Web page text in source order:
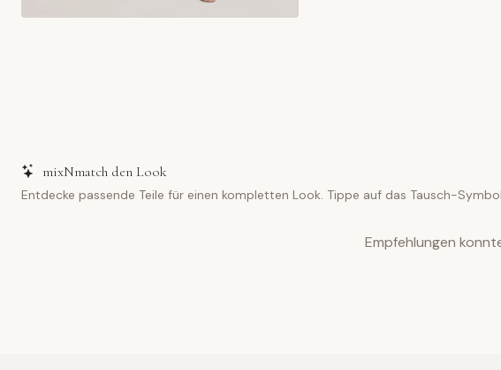
mixNmatch den Look
Entdecke passende Teile für einen kompletten Look. Tippe auf das Tausch-
Empfehlungen